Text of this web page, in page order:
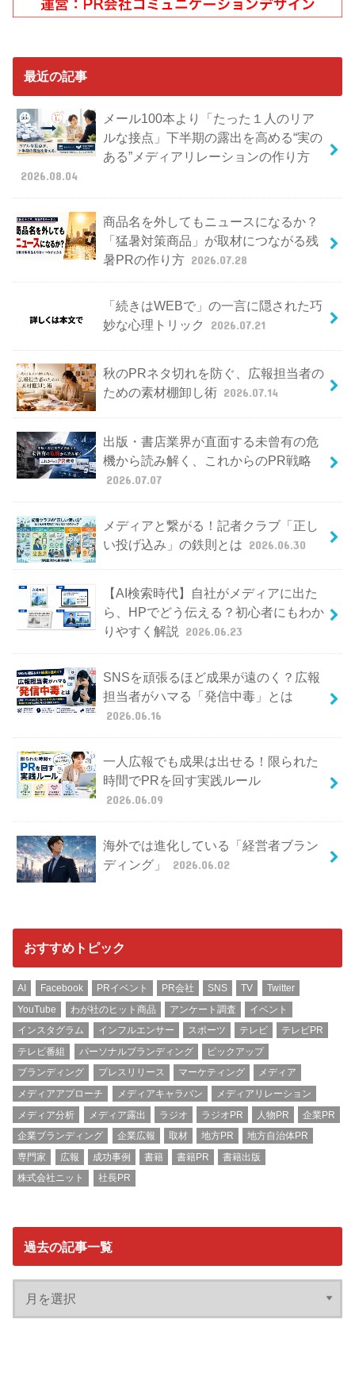
最近の記事
メール100本より「たった１人のリア
ルな接点」下半期の露出を高める“実の
ある”メディアリレーションの作り方
2026.08.04
商品名を外してもニュースになるか？
「猛暑対策商品」が取材につながる残
暑PRの作り方 2026.07.28
「続きはWEBで」の一言に隠された巧
妙な心理トリック
2026.07.21
秋のPRネタ切れを防ぐ、広報担当者の
ための素材棚卸し術 2026.07.14
出版・書店業界が直面する未曾有の危
機から読み解く、これからのPR戦略
2026.07.07
メディアと繋がる！記者クラブ「正し
い投げ込み」の鉄則とは 2026.06.30
【AI検索時代】自社がメディアに出た
ら、HPでどう伝える？初心者にもわか
りやすく解説
2026.06.23
SNSを頑張るほど成果が遠のく？広報
担当者がハマる「発信中毒」とは
2026.06.16
一人広報でも成果は出せる！限られた
時間でPRを回す実践ルール
2026.06.09
海外では進化している「経営者ブラン
ディング」
2026.06.02
おすすめトピック
AI Facebook PRイベント PR会社 SNS TV
Twitter
YouTube
わが社のヒット商品 アンケート調査
イベント
インスタグラム
インフルエンサー スポーツ テレビ
テレビPR
テレビ番組
パーソナルブランディング
ピックアップ
ブランディング
プレスリリース マーケティング
メディア
メディアアプローチ
メディアキャラバン
メディアリレーション
メディア分析
メディア露出 ラジオ ラジオPR 人物PR
企業PR
企業ブランディング
企業広報 取材 地方PR
地方自治体PR
専門家
広報 成功事例 書籍 書籍PR
書籍出版
株式会社ニット
社長PR
過去の記事一覧